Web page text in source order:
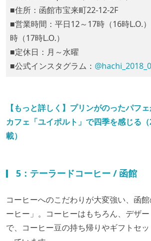
■住所：函館市宝来町22-12-2F
■営業時間：平日12～17時（16時L.O.
時（17時L.O.）
■定休日：月～水曜
■公式インスタグラム：
【もっと詳しく】プリンがのったパフ
カフェ「ユイポルト」で四季を感じる
載）
5：テーラードコーヒー / 函館
コーヒーへのこだわりが大変強い、函
ーヒー」。コーヒーはもちろん、デザ
で、コーヒー豆の持ち帰りやギフトセ